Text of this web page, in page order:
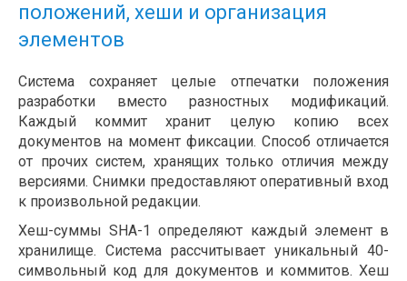
положений, хеши и организация
элементов
Система сохраняет целые отпечатки положения
разработки вместо разностных модификаций.
Каждый коммит хранит целую копию всех
документов на момент фиксации. Способ отличается
от прочих систем, хранящих только отличия между
версиями. Снимки предоставляют оперативный вход
к произвольной редакции.
Хеш-суммы SHA-1 определяют каждый элемент в
хранилище. Система рассчитывает уникальный 40-
символьный код для документов и коммитов. Хеш